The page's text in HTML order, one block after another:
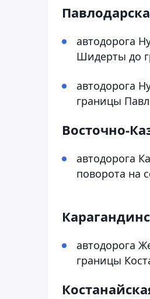
автодорога
Шидерты до
автодорога
границы
Восточно-
автодорога
поворота на
автодорога
границы